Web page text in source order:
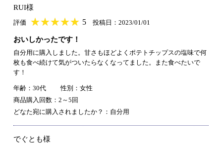
RUI様
評価 ★★★★★
★★★★★ 5 投稿日：2023/01/01
おいしかったです！
自分用に購入しました。甘さもほどよくポテトチップスの塩味で何
枚も食べ続けて気がついたらなくなってました。また食べたいで
す！
年齢：30代
性別：女性
商品購入回数：2～5回
どなた宛に購入されましたか？：自分用
でぐとも様